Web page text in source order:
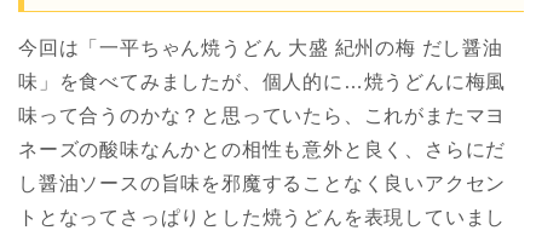
今回は「一平ちゃん焼うどん 大盛 紀州の梅 だし醤油
味」を食べてみましたが、個人的に…焼うどんに梅風
味って合うのかな？と思っていたら、これがまたマヨ
ネーズの酸味なんかとの相性も意外と良く、さらにだ
し醤油ソースの旨味を邪魔することなく良いアクセン
トとなってさっぱりとした焼うどんを表現していまし